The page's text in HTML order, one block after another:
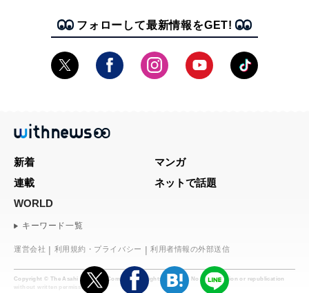
フォローして最新情報をGET!
Copyright © The Asahi Shimbun Company. All rights reserved. No reproduction or republication
without written permission.
新着
マンガ
連載
ネットで話題
WORLD
キーワード一覧
運営会社 利用規約・プライバシー 利用者情報の外部送信